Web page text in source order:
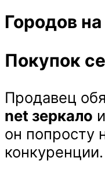
Городов
Покупок
Продавец
net зеркало
он попросту
конкуренции.